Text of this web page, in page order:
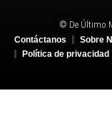
© De Último
Contáctanos
Sobre
Política de privacidad